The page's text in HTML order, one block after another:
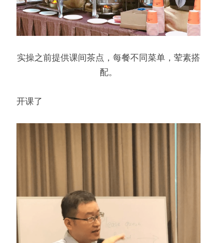
实操之前提供课间茶点，每餐不同菜单，荤素搭
配。
开课了